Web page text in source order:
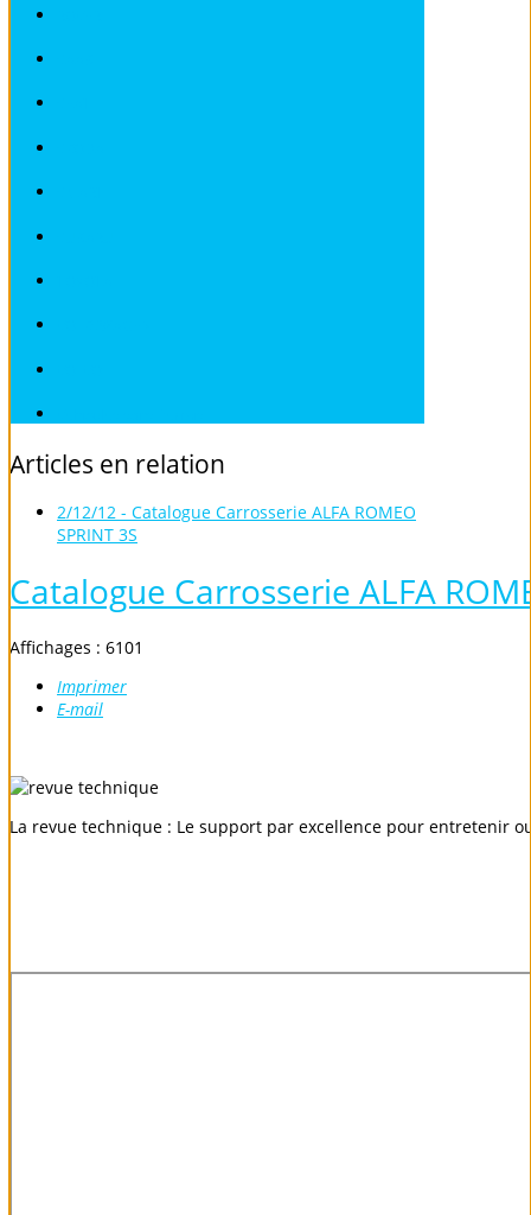
Articles en relation
2/12/12 - Catalogue Carrosserie ALFA ROMEO
SPRINT 3S
Catalogue Carrosserie ALFA
Affichages : 6101
Imprimer
E-mail
La revue technique : Le support par excellence pour entretenir